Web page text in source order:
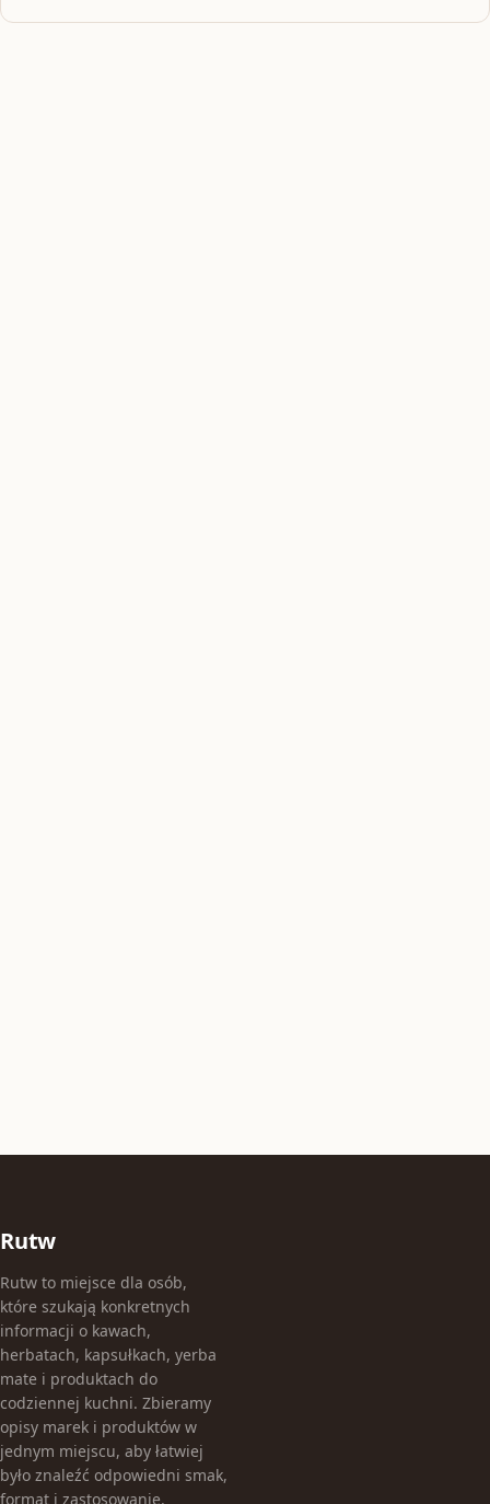
Rutw
Rutw to miejsce dla osób,
które szukają konkretnych
informacji o kawach,
herbatach, kapsułkach, yerba
mate i produktach do
codziennej kuchni. Zbieramy
opisy marek i produktów w
jednym miejscu, aby łatwiej
było znaleźć odpowiedni smak,
format i zastosowanie.